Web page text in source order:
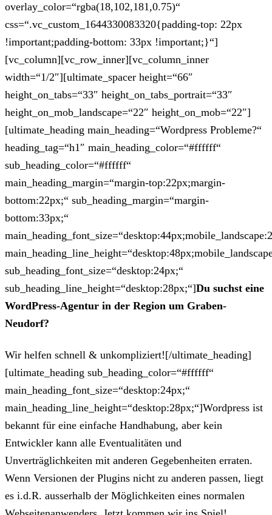
overlay_color=“rgba(18,102,181,0.75)“
css=“.vc_custom_1644330083320{padding-top: 22px
!important;padding-bottom: 33px !important;}“]
[vc_column][vc_row_inner][vc_column_inner
width=“1/2″][ultimate_spacer height=“66″
height_on_tabs=“33″ height_on_tabs_portrait=“33″
height_on_mob_landscape=“22″ height_on_mob=“22″]
[ultimate_heading main_heading=“Wordpress Probleme?“
heading_tag=“h1″ main_heading_color=“#ffffff“
sub_heading_color=“#ffffff“
main_heading_margin=“margin-top:22px;margin-
bottom:22px;“ sub_heading_margin=“margin-
bottom:33px;“
sub_heading_font_size=“desktop:24px;“
sub_heading_line_height=“desktop:28px;“]Du suchst eine
WordPress-Agentur in der Region um Graben-
Neudorf?
Wir helfen schnell & unkompliziert![/ultimate_heading]
[ultimate_heading sub_heading_color=“#ffffff“
main_heading_font_size=“desktop:24px;“
main_heading_line_height=“desktop:28px;“]Wordpress ist
bekannt für eine einfache Handhabung, aber kein
Entwickler kann alle Eventualitäten und
Unverträglichkeiten mit anderen Gegebenheiten erraten.
Wenn Versionen der Plugins nicht zu anderen passen, liegt
es i.d.R. ausserhalb der Möglichkeiten eines normalen